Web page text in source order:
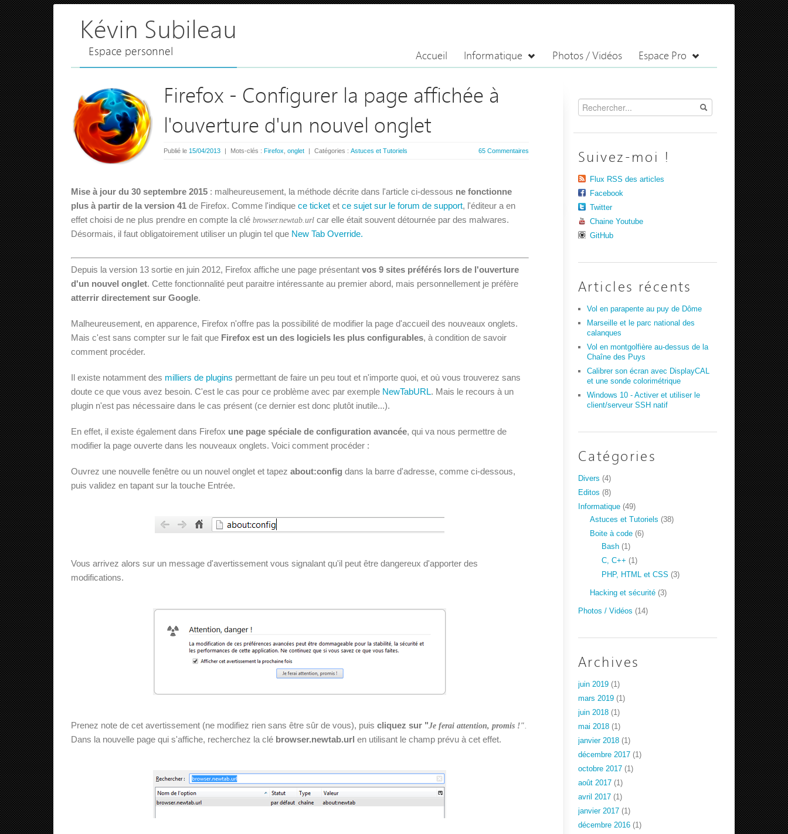
Kévin Subileau
Espace personnel Accueil Informatique Photos / Vidéos Espace Pro
Firefox - Configurer la page affichée à
l'ouverture d'un nouvel onglet
65 Commentaires
Publié le 15/04/2013 | Mots-clés : Firefox onglet | Catégories : Astuces et Tutoriels
Mise à jour du 30 septembre 2015 : malheureusement, la méthode décrite dans l'article ci-dessous ne fonctionne
plus à partir de la version 41 de Firefox. Comme l'indique ce ticket et ce sujet sur le forum de support, l'éditeur a en
effet choisi de ne plus prendre en compte la clé browser.newtab.url car elle était souvent détournée par des malwares.
Désormais, il faut obligatoirement utiliser un plugin tel que New Tab Override.
Depuis la version 13 sortie en juin 2012, Firefox affiche une page présentant vos 9 sites préférés lors de l'ouverture
d'un nouvel onglet. Cette fonctionnalité peut paraitre intéressante au premier abord, mais personnellement je préfère
atterrir directement sur Google.
Malheureusement, en apparence, Firefox n'offre pas la possibilité de modifier la page d'accueil des nouveaux onglets.
Mais c'est sans compter sur le fait que Firefox est un des logiciels les plus configurables, à condition de savoir
comment procéder.
Il existe notamment des milliers de plugins permettant de faire un peu tout et n'importe quoi, et où vous trouverez sans
doute ce que vous avez besoin. C'est le cas pour ce problème avec par exemple NewTabURL. Mais le recours à un
plugin n'est pas nécessaire dans le cas présent (ce dernier est donc plutôt inutile...).
En effet, il existe également dans Firefox une page spéciale de configuration avancée, qui va nous permettre de
modifier la page ouverte dans les nouveaux onglets. Voici comment procéder :
Ouvrez une nouvelle fenêtre ou un nouvel onglet et tapez about:config dans la barre d'adresse, comme ci-dessous,
puis validez en tapant sur la touche Entrée.
Vous arrivez alors sur un message d'avertissement vous signalant qu'il peut être dangereux d'apporter des
modifications.
Prenez note de cet avertissement (ne modifiez rien sans être sûr de vous), puis cliquez sur "Je ferai attention, promis !".
Dans la nouvelle page qui s'affiche, recherchez la clé browser.newtab.url en utilisant le champ prévu à cet effet.
Suivez-moi !
Flux RSS des articles
Facebook
Twitter
Chaine Youtube
GitHub
Articles récents
Vol en parapente au puy de Dôme
Marseille et le parc national des
calanques
Vol en montgolfière au-dessus de la
Chaîne des Puys
Calibrer son écran avec DisplayCAL
et une sonde colorimétrique
Windows 10 - Activer et utiliser le
client/serveur SSH natif
Catégories
Divers (4)
Editos (8)
Informatique (49)
Astuces et Tutoriels (38)
Boite à code (6)
Bash (1)
C, C++ (1)
PHP, HTML et CSS (3)
Hacking et sécurité (3)
Photos / Vidéos (14)
Archives
juin 2019 (1)
mars 2019 (1)
juin 2018 (1)
mai 2018 (1)
janvier 2018 (1)
décembre 2017 (1)
octobre 2017 (1)
août 2017 (1)
avril 2017 (1)
janvier 2017 (1)
décembre 2016 (1)